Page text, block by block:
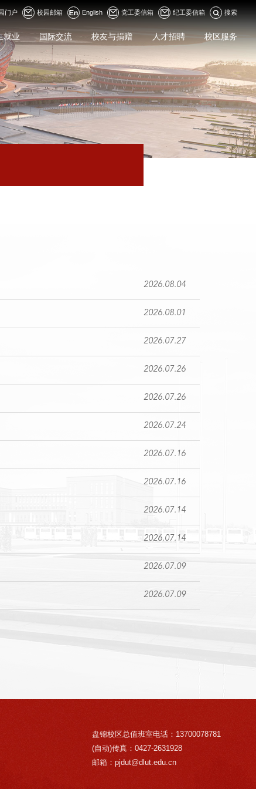
门户 校园邮箱 English 党工委信箱 纪工委信箱 搜索
就业 国际交流 校友与捐赠 人才招聘 校区服务
2026.08.04
2026.08.01
2026.07.27
2026.07.26
2026.07.26
2026.07.24
2026.07.16
2026.07.16
2026.07.14
2026.07.14
2026.07.09
2026.07.09
盘锦校区总值班室电话：13700078781
(自动)传真：0427-2631928
邮箱：pjdut@dlut.edu.cn